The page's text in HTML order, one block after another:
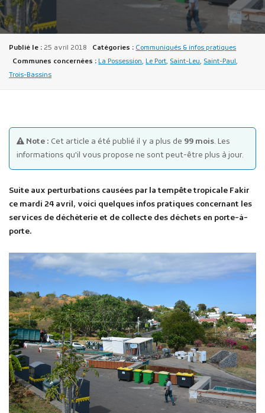
Plans d'accès
Publié le : 25 avril 2018 Catégories : Communiqués & infos pratiques
Communes concernées : La Possession,Le Port, Saint-Leu, Saint-Paul,
Trois-Bassins
Note : Cet article a été publié il y a plus de 99 mois. Les
informations qu'il vous propose ne sont peut-être plus à jour.
Suite aux perturbations causées par la tempête tropicale Fakir
ce mardi 24 avril, voici quelques infos pratiques concernant les
services de déchèterie et de collecte des déchets en porte-à-
porte.